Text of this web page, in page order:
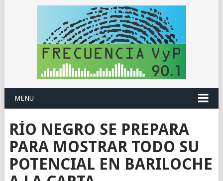
MENU
RÍO NEGRO SE PREPARA
PARA MOSTRAR TODO SU
POTENCIAL EN BARILOCHE